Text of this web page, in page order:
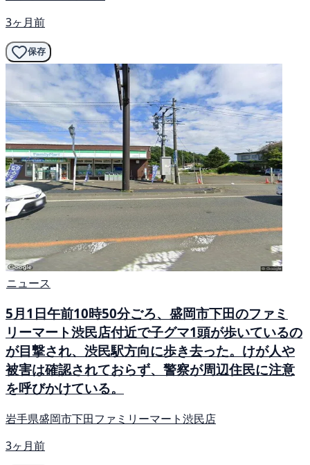
3ヶ月前
保存
ニュース
5月1日午前10時50分ごろ、盛岡市下田のファミ
リーマート渋民店付近で子グマ1頭が歩いているの
が目撃され、渋民駅方向に歩き去った。けが人や
被害は確認されておらず、警察が周辺住民に注意
を呼びかけている。
岩手県盛岡市下田ファミリーマート渋民店
3ヶ月前